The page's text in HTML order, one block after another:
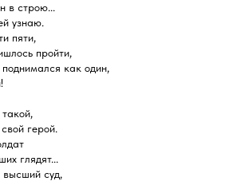
в строю...
узнаю.
пяти,
пройти,
как один,
герой.
глядят...
высший суд,